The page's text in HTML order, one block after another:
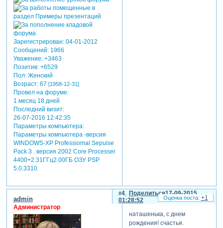
Зарегистрирован: 04-01-2012
Сообщений:1966
Уважение: +3463
Позитив: +6529
Пол:Женский
Возраст:67 [1958-12-31]
Провел на форуме:
1 месяц 18 дней
Последний визит:
26-07-2016 12:42:35
Параметры компьютера:
Параметры компьютера -версия
WINDOWS-XP Professiomal Sepuise
Pack 3 . версия 2002 Core Processer
4400+2.31ГГц2.00ГБ ОЗУ PSP
5.0.3310
Поделиться
4
17-09-2015
01:28:52
admin
Администратор
наташенька, с днем
рождения! счастья.
+1